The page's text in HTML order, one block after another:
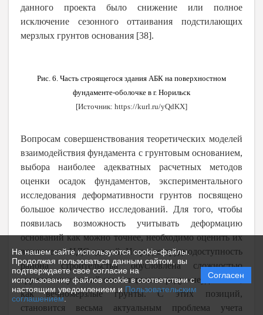
На нашем сайте используются cookie-файлы.
Продолжая пользоваться данным сайтом, вы
подтверждаете свое согласие на
использование файлов cookie в соответствии с
настоящим уведомлением и Пользовательским
соглашением.
Согласен
данного проекта было снижение или полное
исключение сезонного оттаивания подстилающих
мерзлых грунтов основания [38].
Рис. 6. Часть строящегося здания АБК на поверхностном
фундаменте-оболочке в г. Норильск
[Источник: https://kurl.ru/yQdKX]
Вопросам совершенствования теоретических моделей
взаимодействия фундамента с грунтовым основанием,
выбора наиболее адекватных расчетных методов
оценки осадок фундаментов, экспериментального
исследования деформативности грунтов посвящено
большое количество исследований. Для того, чтобы
появилась возможность учитывать деформацию
оснований как можно точнее, необходимо оценить их
влияние на НДС зданий.Не редко труднодоступность
района строительства обусловлена сложностью
грунтовых условий относящихся к ряду «неудобных»,
как вечномерзлые грунты. С этих позиций,
становится весьма актуальным проблема учета